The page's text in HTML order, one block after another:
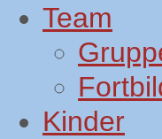
Team
Kinder